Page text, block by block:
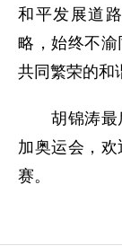
和平发展道
略，始终不渝
共同繁荣的和
胡锦涛最后
加奥运会，
赛。